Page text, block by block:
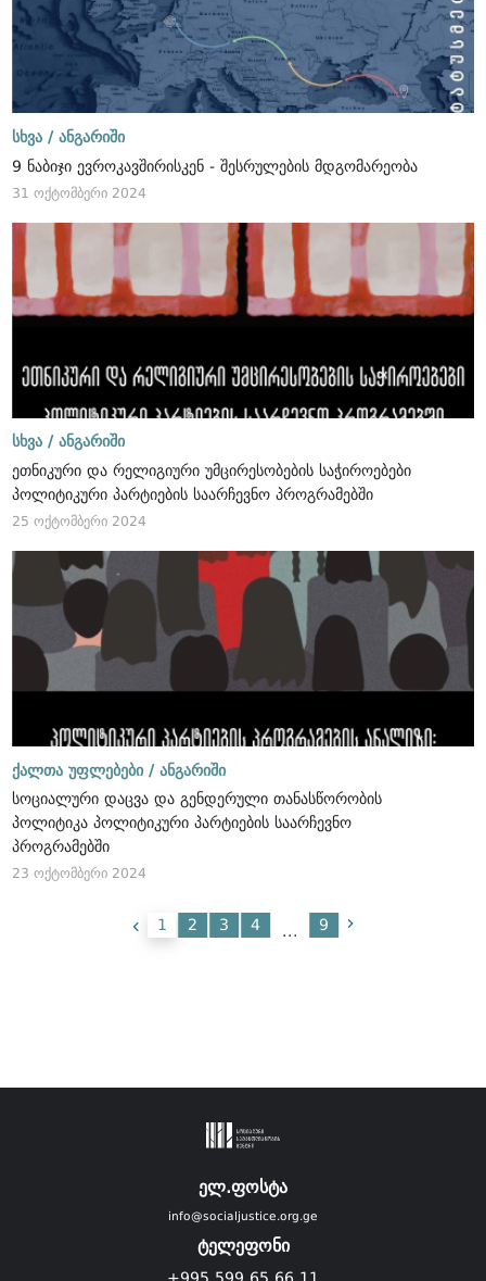
სხვა / ანგარიში
9 ნაბიჯი ევროკავშირისკენ - შესრულების მდგომარეობა
31 ოქტომბერი 2024
სხვა / ანგარიში
ეთნიკური და რელიგიური უმცირესობების საჭიროებები
პოლიტიკური პარტიების საარჩევნო პროგრამებში
25 ოქტომბერი 2024
ქალთა უფლებები / ანგარიში
სოციალური დაცვა და გენდერული თანასწორობის
პოლიტიკა პოლიტიკური პარტიების საარჩევნო
პროგრამებში
23 ოქტომბერი 2024
1 2 3 4 ... 9
ელ.ფოსტა
info@socialjustice.org.ge
ტელეფონი
+995 599 65 66 11